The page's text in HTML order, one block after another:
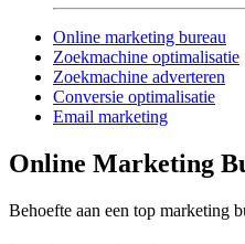
Online marketing bureau
Zoekmachine optimalisatie
Zoekmachine adverteren
Conversie optimalisatie
Email marketing
Online Marketing
Behoefte aan een top marketing